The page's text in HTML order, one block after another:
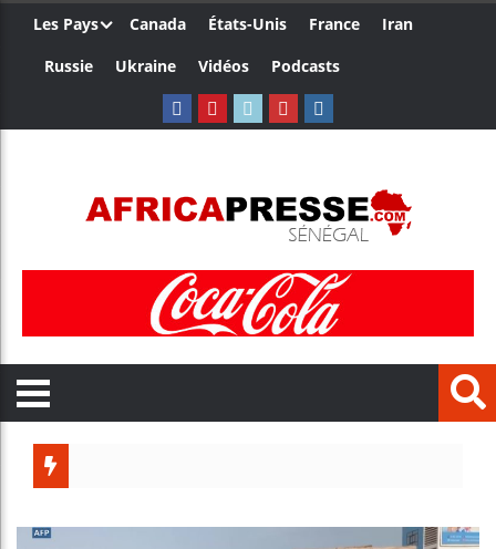
Les Pays Canada États-Unis France
Iran
Russie
Ukraine Vidéos Podcasts